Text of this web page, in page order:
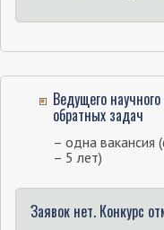
Ведущего
обратных задач
– одна вакансия
– 5 лет)
Заявок нет. Конкурс